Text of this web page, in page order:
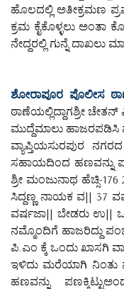
ಹೊಲದಲ್ಲಿ ಅತೀಕ್ರಮಣ
ಕ್ರಮ ಕೈಕೊಳ್ಳಲು ಅಂತಾ
ನೇದ್ದರಲ್ಲಿ ಗುನ್ನೆ ದಾಖಲು
ಶೋರಾಪೂರ ಪೊಲೀಸ
ಠಾಣೆಯಲ್ಲಿದ್ದಾಗಶ್ರೀ
ಮುದ್ದೆಮಾಲು ಹಾಜರಪಡಿಸಿ
ವ್ಯಾಪ್ತಿಯಸುರಪುರ
ಸಹಾಯದಿಂದ ಹಣವನ್ನು
ಶ್ರೀ ಮಂಜುನಾಥ ಹೆಚ್ಸಿ-
ಸಿದ್ದಣ್ಣ ನಾಯಕ ವ|| 37
ವರ್ಷಜಾ|| ಬೇಡರು ಉ||
ನಮ್ಮೊಂದಿಗೆ ಹಾಜರಿದ್ದು
ಪಿ.ಎಂ ಕ್ಕೆ ಒಂದು ಖಾಸಗಿ
ಇಳಿದು ಮರೆಯಾಗಿ ನಿಂತು
ಹಣವನ್ನು